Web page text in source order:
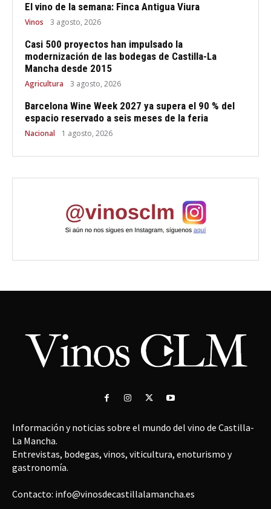
El vino de la semana: Finca Antigua Viura
Vinos 3 agosto, 2026
Casi 500 proyectos han impulsado la
modernización de las bodegas de Castilla-La
Mancha desde 2015
Agricultura 3 agosto, 2026
Barcelona Wine Week 2027 ya supera el 90 % del
espacio reservado a seis meses de la feria
Nacional 1 agosto, 2026
Información y noticias sobre el mundo del vino de Castilla-
La Mancha.
Entrevistas, bodegas, vinos, viticultura, enoturismo y
gastronomía.
Contacto: info@vinosdecastillalamancha.es